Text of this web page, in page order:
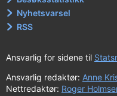
Nyhetsvarsel
RSS
Ansvarlig for sidene til
Ansvarlig redaktør: Anne
Nettredaktør: Roger